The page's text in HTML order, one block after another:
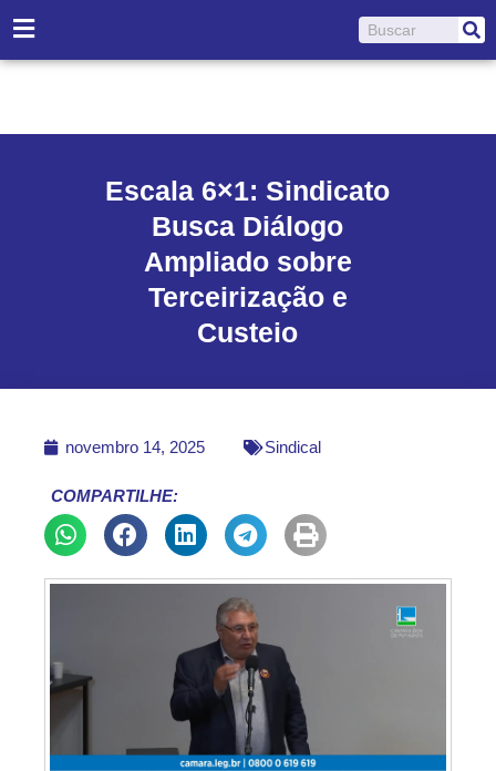
para
o
Pesquisar
Escala 6×1: Sindicato
Busca Diálogo
Ampliado sobre
Terceirização e
Custeio
novembro 14, 2025 Sindical
COMPARTILHE: